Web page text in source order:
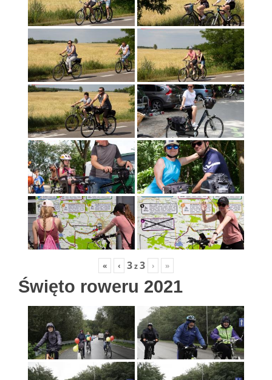
« ‹ 3z3 › »
Święto roweru 2021